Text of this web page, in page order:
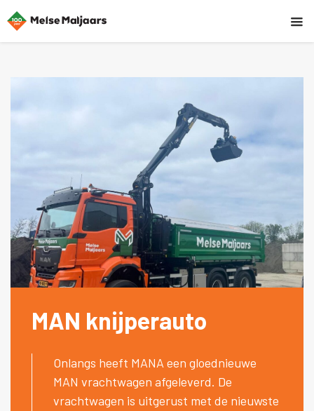
MAN knijperauto
Onlangs heeft MANA een gloednieuwe
MAN vrachtwagen afgeleverd. De
vrachtwagen is uitgerust met de nieuwste